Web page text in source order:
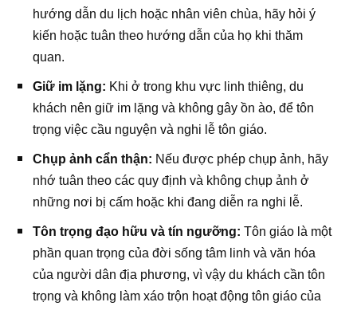
hướng dẫn du lịch hoặc nhân viên chùa, hãy hỏi ý
kiến hoặc tuân theo hướng dẫn của họ khi thăm
quan.
Giữ im lặng: Khi ở trong khu vực linh thiêng, du
khách nên giữ im lặng và không gây ồn ào, để tôn
trọng việc cầu nguyện và nghi lễ tôn giáo.
Chụp ảnh cẩn thận: Nếu được phép chụp ảnh, hãy
nhớ tuân theo các quy định và không chụp ảnh ở
những nơi bị cấm hoặc khi đang diễn ra nghi lễ.
Tôn trọng đạo hữu và tín ngưỡng: Tôn giáo là một
phần quan trọng của đời sống tâm linh và văn hóa
của người dân địa phương, vì vậy du khách cần tôn
trọng và không làm xáo trộn hoạt động tôn giáo của